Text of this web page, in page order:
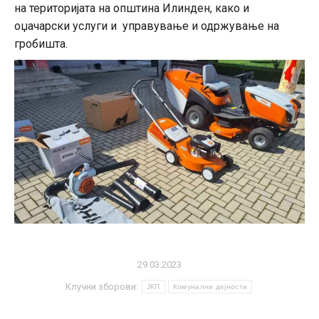
на територијата на општина Илинден, како и
оџачарски услуги и управување и одржување на
гробишта.
29.03.2023
Клучни зборови: ЈКП Комунални дејности